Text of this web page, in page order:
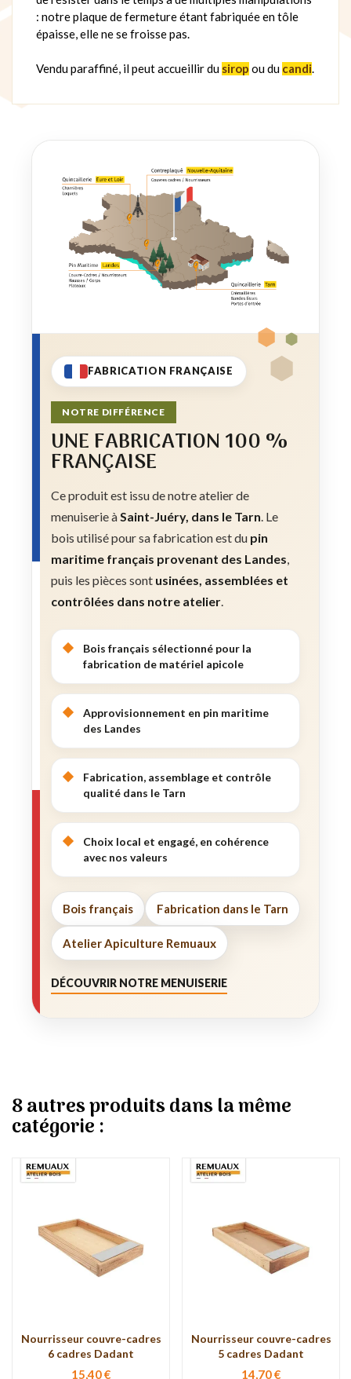
: notre plaque de fermeture étant fabriquée en tôle
épaisse, elle ne se froisse pas.
Vendu paraffiné, il peut accueillir du sirop ou du candi.
FABRICATION FRANÇAISE
NOTRE DIFFÉRENCE
UNE FABRICATION 100 %
FRANÇAISE
Ce produit est issu de notre atelier de
menuiserie à Saint-Juéry, dans le Tarn . Le
bois utilisé pour sa fabrication est du pin
maritime français provenant des Landes
puis les pièces sont usinées, assemblées et
contrôlées dans notre atelier
Bois français sélectionné pour la
fabrication de matériel apicole
Approvisionnement en pin maritime
des Landes
Fabrication, assemblage et contrôle
qualité dans le Tarn
Choix local et engagé, en cohérence
avec nos valeurs
Bois français Fabrication dans le Tarn
Atelier Apiculture Remuaux
DÉCOUVRIR NOTRE MENUISERIE
8 autres produits dans la même
catégorie :
Nourrisseur couvre-cadres
6 cadres Dadant
15,40 €
Nourrisseur couvre-cadres
5 cadres Dadant
14,70 €